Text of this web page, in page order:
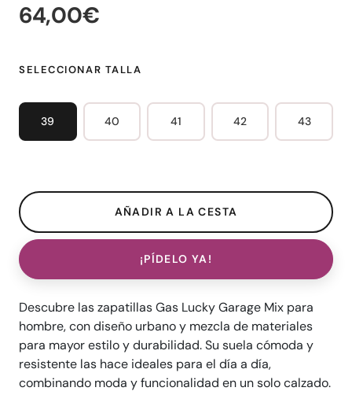
64,00€
SELECCIONAR TALLA
39 40 41 42 43
¡PÍDELO YA!
Descubre las zapatillas Gas Lucky Garage Mix para
hombre, con diseño urbano y mezcla de materiales
para mayor estilo y durabilidad. Su suela cómoda y
resistente las hace ideales para el día a día,
combinando moda y funcionalidad en un solo calzado.